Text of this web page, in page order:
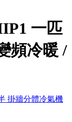
一匹
頻冷暖 /